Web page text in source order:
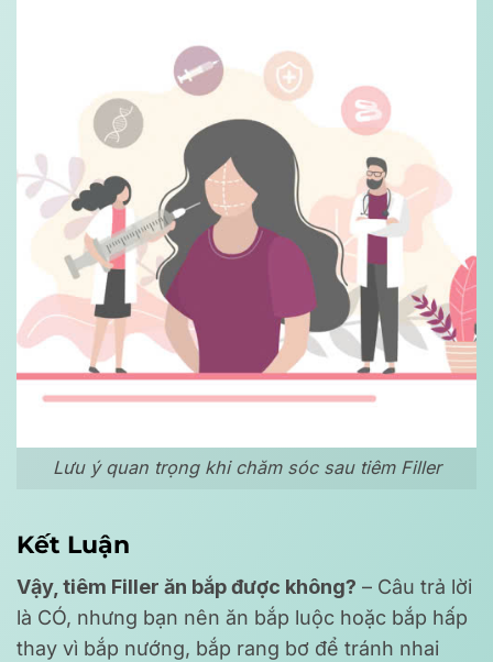
Lưu ý quan trọng khi chăm sóc sau tiêm Filler
Kết Luận
Vậy, tiêm Filler ăn bắp được không? – Câu trả lời
là CÓ, nhưng bạn nên ăn bắp luộc hoặc bắp hấp
thay vì bắp nướng, bắp rang bơ để tránh nhai